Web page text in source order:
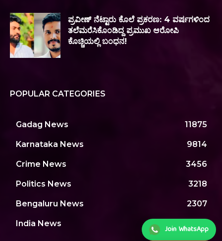
ಪ್ರವೀಣ್ ನೆಟ್ಟಾರು ಕೊಲೆ ಪ್ರಕರಣ: 4 ವರ್ಷಗಳಿಂದ
ತಲೆಮರೆಸಿಕೊಂಡಿದ್ದ ಪ್ರಮುಖ ಆರೋಪಿ
ಕೊಚ್ಚಿಯಲ್ಲಿ ಬಂಧನ!
POPULAR CATEGORIES
Gadag News 11875
Karnataka News 9814
Crime News 3456
Politics News 3218
Bengaluru News 2307
India News Join WhatsApp